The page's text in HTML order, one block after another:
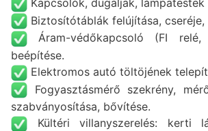
Kapcsolók, dugaljak, lámpatestek
Biztosítótáblák felújítása, cseréje,
Áram-védőkapcsoló (FI
beépítése.
Elektromos autó töltöjének
Fogyasztásmérő szekrény,
szabványosítása, bővítése.
Kültéri villanyszerelés: kerti